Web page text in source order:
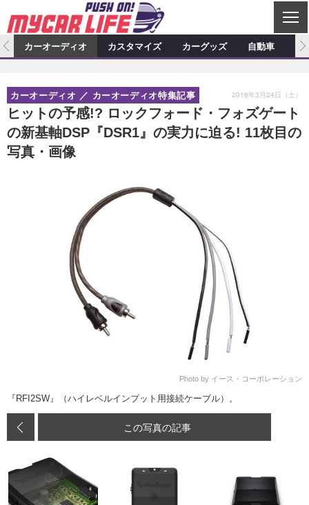
C
L
S
E
カーオーディオ
プロショップ検索 ショップ訪問記
カーオーディオニュース デモカー製作記
その他
カスタマイズ特集記事 カスタマイズ新製品情報
カスタマイズニュース
カーグッズ
カーグッズ特集記事 カーグッズ新製品情報
カーグッズニュース
自動車
カーオーディオ カスタマイズ カーグッズ 自動車
ヒットの予感!? ロックフォード・フォズゲート
の新基軸DSP『DSR1』の実力に迫る! 11枚目の
写真・画像
カーオーディオ カーオーディオ特集記事 2018年3月24日（土）
Photo by イース・コーポレーション
『RFI2SW』（ハイレベルインプット用接続ケーブル）。
この写真の記事